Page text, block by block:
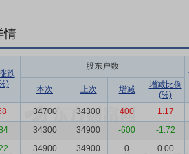
情
跌
股东户数
本次 上次 增减
增减比例
(%)
34700 34300 400 1.17
34300 34900 -600 -1.72
34900 34900 0 0.00